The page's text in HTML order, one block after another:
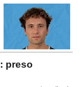
preso